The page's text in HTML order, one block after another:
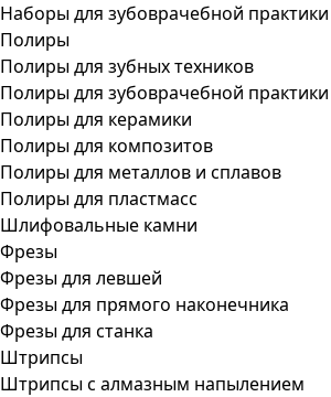
Наборы для зубоврачебной практики
Полиры
Полиры для зубных техников
Полиры для зубоврачебной практики
Полиры для керамики
Полиры для композитов
Полиры для металлов и сплавов
Полиры для пластмасс
Шлифовальные камни
Фрезы
Фрезы для левшей
Фрезы для прямого наконечника
Фрезы для станка
Штрипсы
Штрипсы c алмазным напылением